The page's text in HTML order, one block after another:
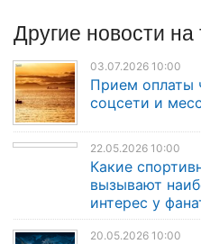
Другие новости на
03.07.2026 10:00
Прием оплаты
соцсети и
22.05.2026 10:00
Какие
вызывают
интерес у
20.05.2026 10:00